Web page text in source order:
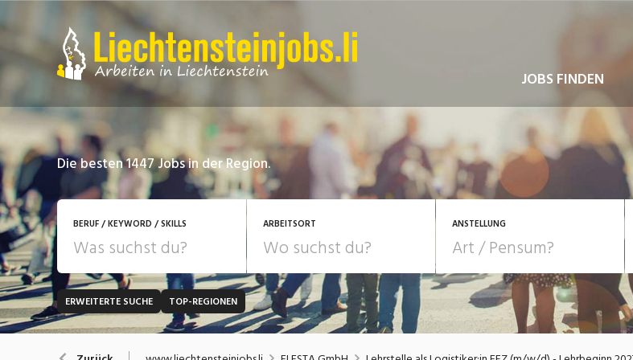
JOBS FINDEN
Die besten 1447 Jobs in der Region.
BERUF / KEYWORD / SKILLS ARBEITSORT ANSTELLUNG
JOB-TYP 10-100%Pensum
Festanstellung
Temporär (befristet)
Bank, Versicherung Bau, Handwerk, Elektro
ERWEITERTE SUCHE TOP-REGIONEN